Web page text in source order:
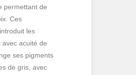
permettant de
Ces
les
acuité de
ses pigments
de gris, avec